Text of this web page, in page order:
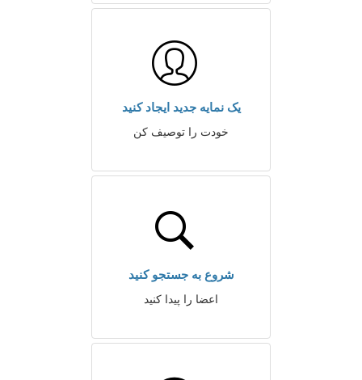
یک نمایه جدید ایجاد کنید
خودت را توصیف کن
شروع به جستجو کنید
اعضا را پیدا کنید